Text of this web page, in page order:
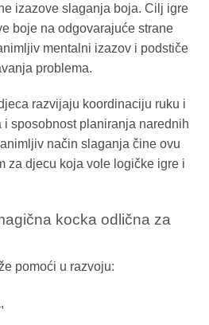
izazove slaganja boja. Cilj igre
boje na odgovarajuće strane
mentalni izazov i podstiče
problema.
razvijaju koordinaciju ruku i
i sposobnost planiranja narednih
način slaganja čine ovu
za djecu koja vole logičke igre i
kocka odlična za
pomoći u razvoju: